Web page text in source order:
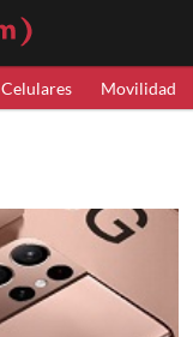
Celulares Movilidad